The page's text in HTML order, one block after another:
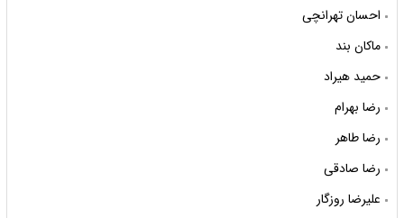
احسان تهرانچی
ماکان بند
حمید هیراد
رضا بهرام
رضا طاهر
رضا صادقی
علیرضا روزگار